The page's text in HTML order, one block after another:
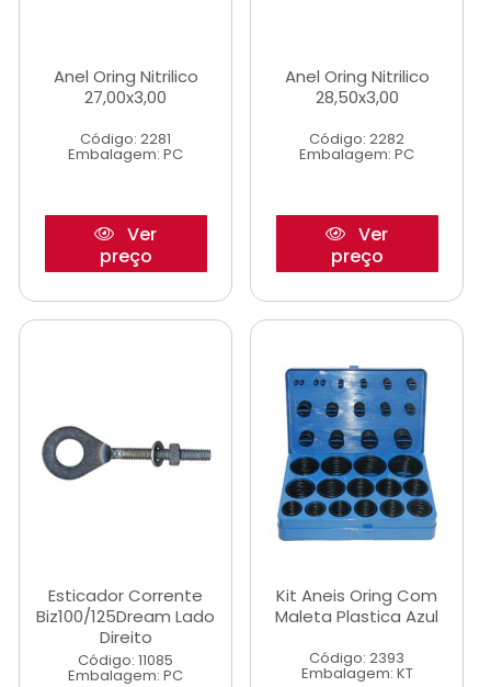
Anel Oring Nitrilico
27,00x3,00
Código: 2281
Embalagem: PC
Ver
preço
Anel Oring Nitrilico
28,50x3,00
Código: 2282
Embalagem: PC
Ver
preço
Esticador Corrente
Biz100/125Dream Lado
Direito
Código: 11085
Embalagem: PC
Kit Aneis Oring Com
Maleta Plastica Azul
Código: 2393
Embalagem: KT